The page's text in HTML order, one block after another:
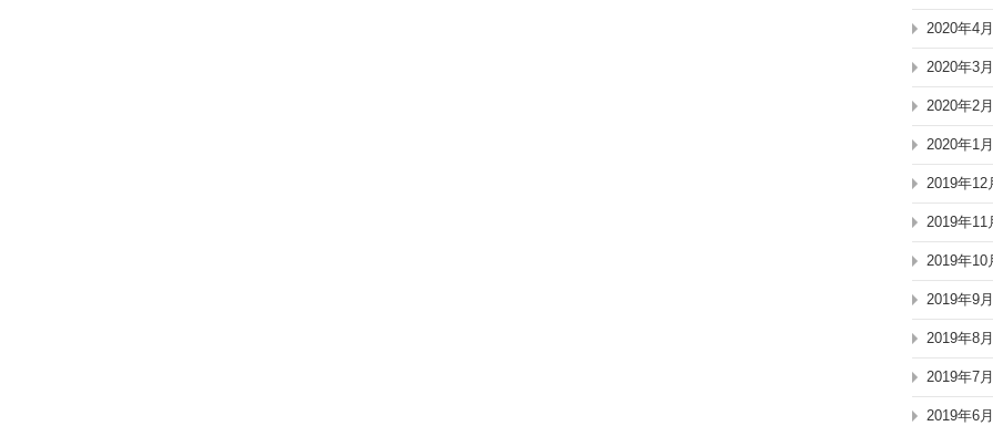
2020年4月
2020年3月
2020年2月
2020年1月
2019年12
2019年11
2019年10
2019年9月
2019年8月
2019年7月
2019年6月